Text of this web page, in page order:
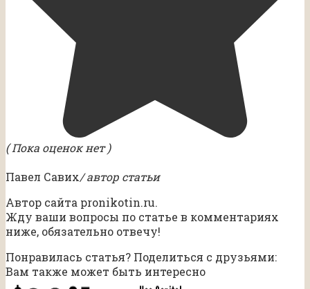
( Пока оценок нет )
Павел Савих/ автор статьи
Автор сайта pronikotin.ru.
Жду ваши вопросы по статье в комментариях
ниже, обязательно отвечу!
Понравилась статья? Поделиться с друзьями:
Вам также может быть интересно